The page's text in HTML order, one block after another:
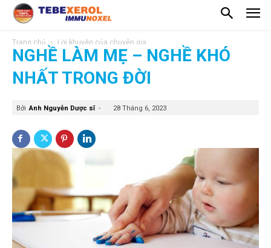
Trang chủ Lời khuyên của chuyên gia
NGHỀ LÀM MẸ – NGHỀ KHÓ
NHẤT TRONG ĐỜI
Bởi Anh Nguyễn Dược sĩ - 28 Tháng 6, 2023